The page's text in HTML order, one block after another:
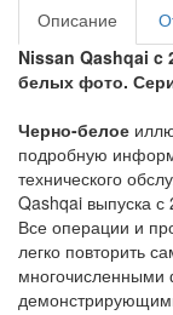
Описание
Nissan Qashqai c
белых фото.
Черно-белое
подробную
технического
Qashqai выпуска с
Все операции и
легко повторить
многочисленными